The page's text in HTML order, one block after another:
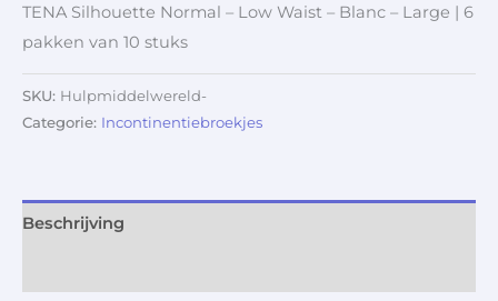
TENA Silhouette Normal – Low Waist – Blanc – Large | 6
pakken van 10 stuks
SKU: Hulpmiddelwereld-
Categorie: Incontinentiebroekjes
Beschrijving